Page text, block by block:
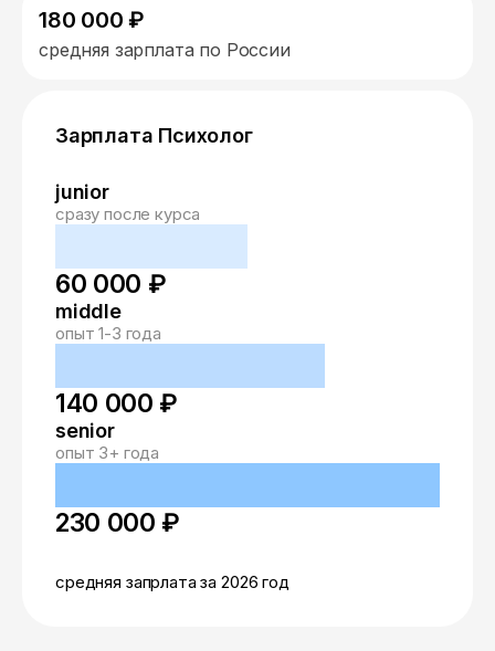
180 000 ₽
средняя зарплата по России
Зарплата Психолог
junior
сразу после курса
60 000 ₽
middle
опыт 1-3 года
140 000 ₽
senior
опыт 3+ года
230 000 ₽
средняя запрлата за 2026 год